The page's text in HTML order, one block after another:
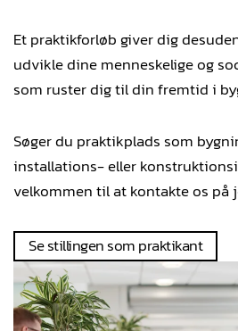
Et praktikforløb giver dig
udvikle dine menneskelige og
som ruster dig til din fremtid i
Søger du praktikplads som
installations- eller
velkommen til at kontakte os på
Se stillingen som praktikant